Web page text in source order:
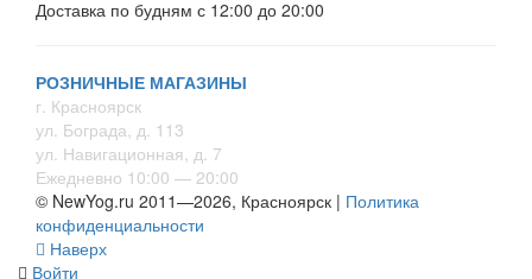
Доставка по будням с 12:00 до 20:00
РОЗНИЧНЫЕ МАГАЗИНЫ
г. Красноярск
ул. Бограда, д. 113
ул. Навигационная, д. 7
Ежедневно 10:00 — 20:00
© NewYog.ru 2011—2026, Красноярск | Политика
конфиденциальности
Наверх
Войти